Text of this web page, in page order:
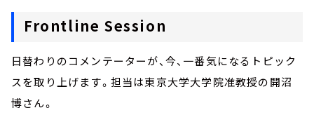
Frontline Session
日替わりのコメンテーターが、今、一番気になるトピック
スを取り上げます。担当は東京大学大学院准教授の開沼
博さん。